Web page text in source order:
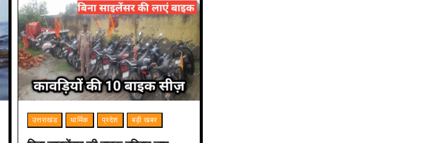
उत्तराखंड धार्मिक प्रदेश बड़ी खबर